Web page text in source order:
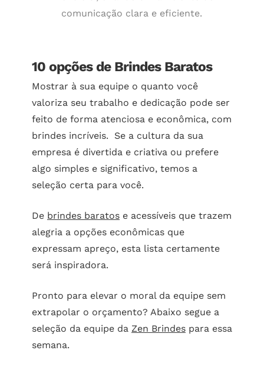
comunicação clara e eficiente.
10 opções de Brindes Baratos
Mostrar à sua equipe o quanto você
valoriza seu trabalho e dedicação pode ser
feito de forma atenciosa e econômica, com
brindes incríveis. Se a cultura da sua
empresa é divertida e criativa ou prefere
algo simples e significativo, temos a
seleção certa para você.
De brindes baratos e acessíveis que trazem
alegria a opções econômicas que
expressam apreço, esta lista certamente
será inspiradora.
Pronto para elevar o moral da equipe sem
extrapolar o orçamento? Abaixo segue a
seleção da equipe da Zen Brindes para essa
semana.